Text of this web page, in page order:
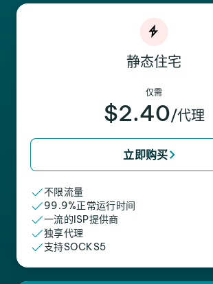
静态住宅
仅需
$2.40/代理
立即购买
不限流量
99.9%正常运行时间
一流的ISP提供商
独享代理
支持SOCKS5